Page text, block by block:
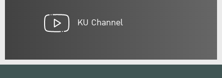
KU Channel